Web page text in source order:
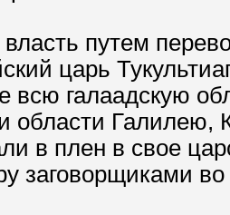
власть путем
царь
всю галаадскую
области
в плен в свое
заговорщиками